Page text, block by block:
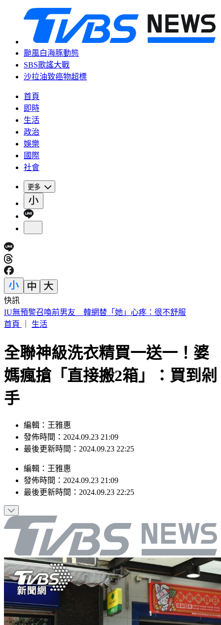
颱風白海豚動態
SBS歌謠大戰
沙拉油致癌物超標
首頁
即時
生活
政治
娛樂
國際
社會
更多
快訊
中國出入境新規將上路 陸委會曝「這類人」最危險
首頁
生活
全聯神級洗衣精買一送一！婆
媽瘋搶「直接搬2箱」：買到剁
手
編輯：王雅惠
發佈時間：2024.09.23 21:09
最後更新時間：2024.09.23 22:25
編輯 ： 王雅惠
發佈時間： 2024.09.23 21:09
最後更新時間： 2024.09.23 22:25